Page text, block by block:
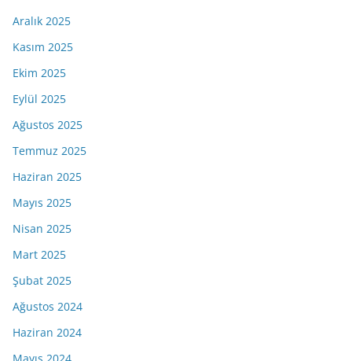
Aralık 2025
Kasım 2025
Ekim 2025
Eylül 2025
Ağustos 2025
Temmuz 2025
Haziran 2025
Mayıs 2025
Nisan 2025
Mart 2025
Şubat 2025
Ağustos 2024
Haziran 2024